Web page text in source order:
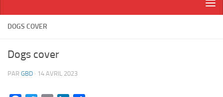
DOGS COVER
Dogs cover
PAR GBD · 14 AVRIL 2023